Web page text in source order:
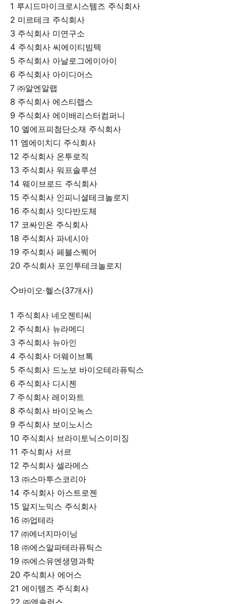
1 루시드마이크로시스템즈 주식회사
2 미르테크 주식회사
3 주식회사 미연구소
4 주식회사 씨에이티빔텍
5 주식회사 아날로그에이아이
6 주식회사 아이디어스
7 ㈜알엔알랩
8 주식회사 에스티랩스
9 주식회사 에이배리스터컴퍼니
10 엘에프피첨단소재 주식회사
11 엠에이치디 주식회사
12 주식회사 온투로직
13 주식회사 워프솔루션
14 웨이브로드 주식회사
15 주식회사 인피니셜테크놀로지
16 주식회사 잇다반도체
17 코싸인온 주식회사
18 주식회사 파네시아
19 주식회사 페블스퀘어
20 주식회사 포인투테크놀로지
◇바이오·헬스(37개사)
1 주식회사 네오젠티씨
2 주식회사 뉴라메디
3 주식회사 뉴아인
4 주식회사 더웨이브톡
5 주식회사 드노보 바이오테라퓨틱스
6 주식회사 디시젠
7 주식회사 레이와트
8 주식회사 바이오녹스
9 주식회사 보이노시스
10 주식회사 브라이토닉스이미징
11 주식회사 서르
12 주식회사 셀라메스
13 ㈜스마투스코리아
14 주식회사 아스트로젠
15 알지노믹스 주식회사
16 ㈜업테라
17 ㈜에너지마이닝
18 ㈜에스알파테라퓨틱스
19 ㈜에스유엔생명과학
20 주식회사 에어스
21 에이템즈 주식회사
22 ㈜엑솔런스